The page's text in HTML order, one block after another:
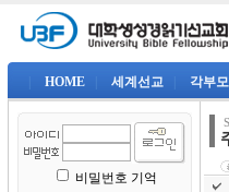
HOME 세계선교 각부
비밀번호 기억